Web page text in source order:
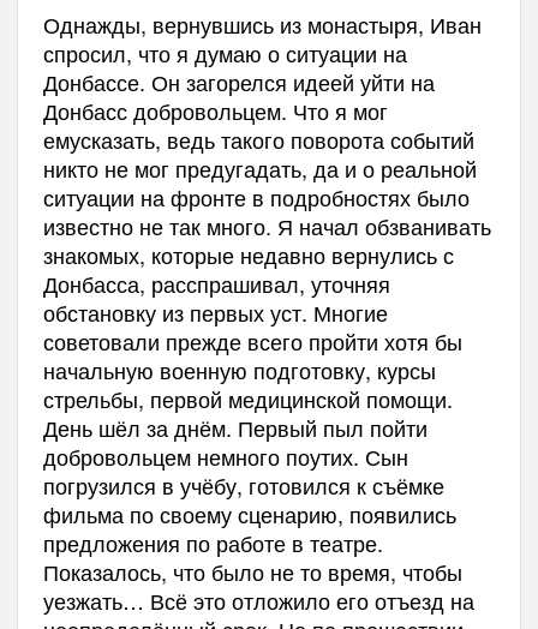
Однажды, вернувшись из монастыря, Иван
спросил, что я думаю о ситуации на
Донбассе. Он загорелся идеей уйти на
Донбасс добровольцем. Что я мог
емусказать, ведь такого поворота событий
никто не мог предугадать, да и о реальной
ситуации на фронте в подробностях было
известно не так много. Я начал обзванивать
знакомых, которые недавно вернулись с
Донбасса, расспрашивал, уточняя
обстановку из первых уст. Многие
советовали прежде всего пройти хотя бы
начальную военную подготовку, курсы
стрельбы, первой медицинской помощи.
День шёл за днём. Первый пыл пойти
добровольцем немного поутих. Сын
погрузился в учёбу, готовился к съёмке
фильма по своему сценарию, появились
предложения по работе в театре.
Показалось, что было не то время, чтобы
уезжать… Всё это отложило его отъезд на